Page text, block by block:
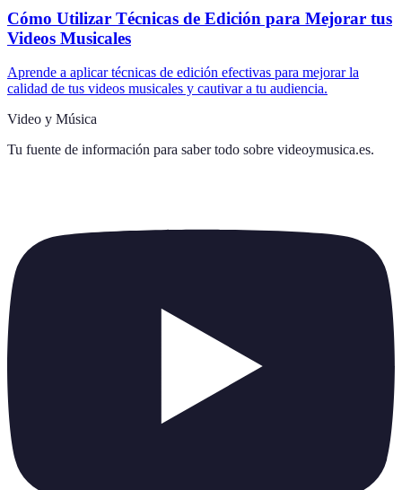
Cómo Utilizar Técnicas de Edición para Mejorar tus
Videos Musicales
Aprende a aplicar técnicas de edición efectivas para mejorar la
calidad de tus videos musicales y cautivar a tu audiencia.
Video y Música
Tu fuente de información para saber todo sobre videoymusica.es.